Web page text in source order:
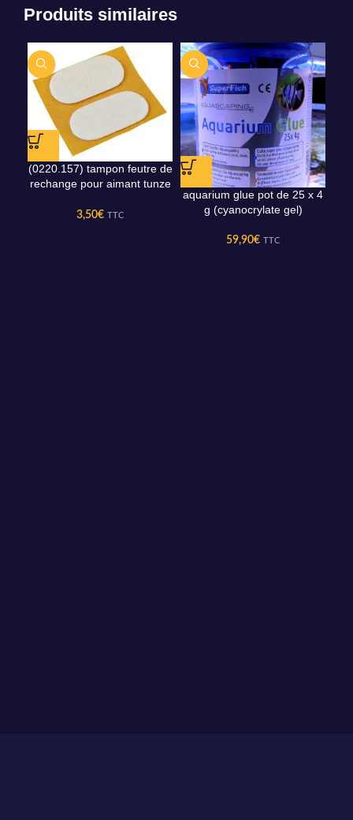
Produits similaires
(0220.157) tampon feutre de
rechange pour aimant tunze
3,50€ TTC
aquarium glue pot de 25 x 4
g (cyanocrylate gel)
59,90€ TTC